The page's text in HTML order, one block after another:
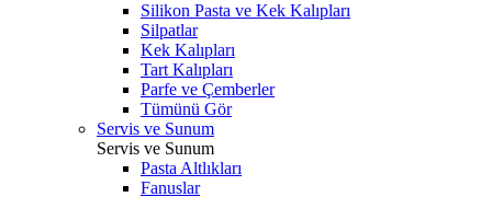
Silikon Pasta ve Kek Kalıpları
Silpatlar
Kek Kalıpları
Tart Kalıpları
Parfe ve Çemberler
Tümünü Gör
Servis ve Sunum
Servis ve Sunum
Pasta Altlıkları
Fanuslar